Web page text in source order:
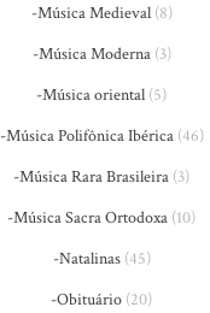
-Música Medieval(8)
-Música Moderna(3)
-Música oriental (5)
-Música Polifônica Ibérica(46)
-Música Rara Brasileira (3)
-Música Sacra Ortodoxa (10)
-Natalinas(45)
-Obituário (20)